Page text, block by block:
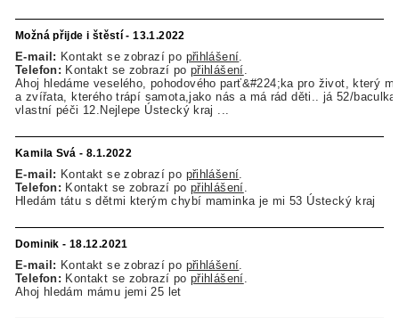
Možná přijde i štěstí - 13.1.2022
E-mail: Kontakt se zobrazí po přihlášení
Telefon: Kontakt se zobrazí po přihlášení
Ahoj hledáme veselého, pohodového parť&#224;ka pro život, který
a zvířata, kterého trápí samota,jako nás a má rád děti.. já 52/
vlastní péči 12.Nejlepe Ústecký kraj ...
Kamila Svá - 8.1.2022
E-mail: Kontakt se zobrazí po přihlášení
Telefon: Kontakt se zobrazí po přihlášení
Hledám tátu s dětmi kterým chybí maminka je mi 53 Ústecký kraj
Dominik - 18.12.2021
E-mail: Kontakt se zobrazí po přihlášení
Telefon: Kontakt se zobrazí po přihlášení
Ahoj hledám mámu jemi 25 let